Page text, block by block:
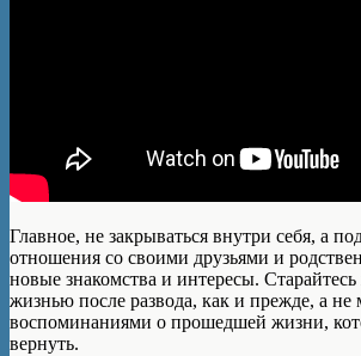
Главное, не закрываться внутри себя, а
отношения со своими друзьями и
новые знакомства и интересы.
жизнью после развода, как и прежде, а не
воспоминаниями о прошедшей жизни,
вернуть.